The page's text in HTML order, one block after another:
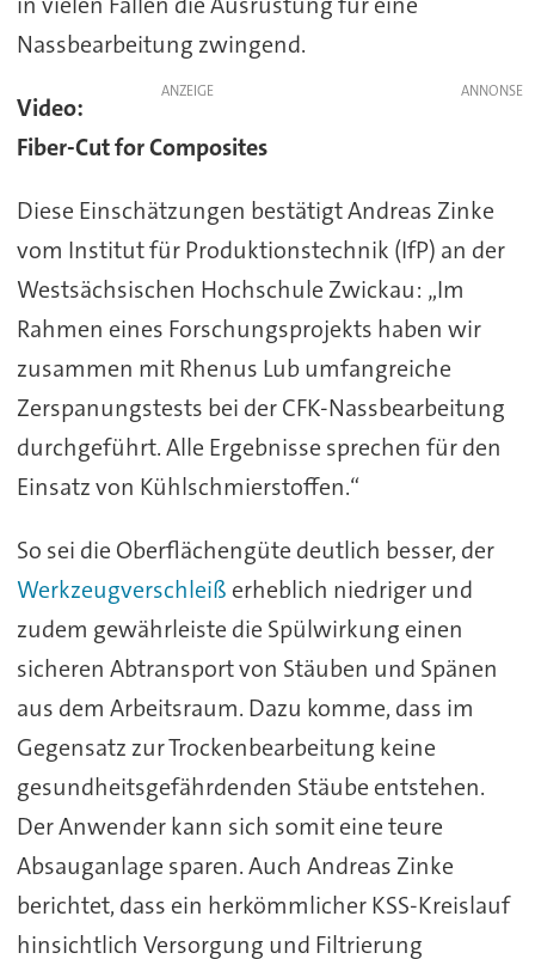
Nassbearbeitung zwingend.
ANZEIGE
Video:
Fiber-Cut for Composites
Diese Einschätzungen bestätigt Andreas Zinke
vom Institut für Produktionstechnik (IfP) an der
Westsächsischen Hochschule Zwickau: „Im
Rahmen eines Forschungsprojekts haben wir
zusammen mit Rhenus Lub umfangreiche
Zerspanungstests bei der CFK-Nassbearbeitung
durchgeführt. Alle Ergebnisse sprechen für den
Einsatz von Kühlschmierstoffen.“
So sei die Oberflächengüte deutlich besser, der
Werkzeugverschleiß erheblich niedriger und
zudem gewährleiste die Spülwirkung einen
sicheren Abtransport von Stäuben und Spänen
aus dem Arbeitsraum. Dazu komme, dass im
Gegensatz zur Trockenbearbeitung keine
gesundheitsgefährdenden Stäube entstehen.
Der Anwender kann sich somit eine teure
Absauganlage sparen. Auch Andreas Zinke
berichtet, dass ein herkömmlicher KSS-Kreislauf
hinsichtlich Versorgung und Filtrierung